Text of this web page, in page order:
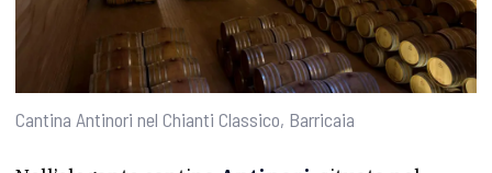
Cantina Antinori nel Chianti Classico, Barricaia